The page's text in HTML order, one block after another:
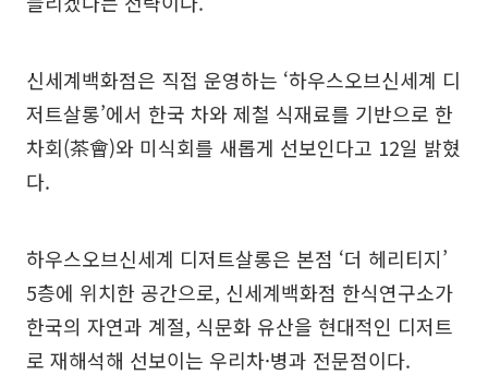
신세계백화점은 직접 운영하는 ‘하우스오브신세계 디
저트살롱’에서 한국 차와 제철 식재료를 기반으로 한
차회(茶會)와 미식회를 새롭게 선보인다고 12일 밝혔
다.
하우스오브신세계 디저트살롱은 본점 ‘더 헤리티지’
5층에 위치한 공간으로, 신세계백화점 한식연구소가
한국의 자연과 계절, 식문화 유산을 현대적인 디저트
로 재해석해 선보이는 우리차·병과 전문점이다.